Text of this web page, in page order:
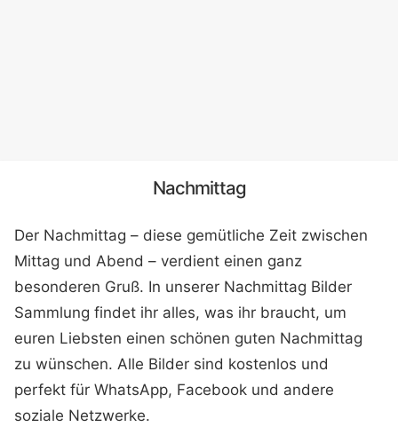
Nachmittag
Der Nachmittag – diese gemütliche Zeit zwischen
Mittag und Abend – verdient einen ganz
besonderen Gruß. In unserer Nachmittag Bilder
Sammlung findet ihr alles, was ihr braucht, um
euren Liebsten einen schönen guten Nachmittag
zu wünschen. Alle Bilder sind kostenlos und
perfekt für WhatsApp, Facebook und andere
soziale Netzwerke.